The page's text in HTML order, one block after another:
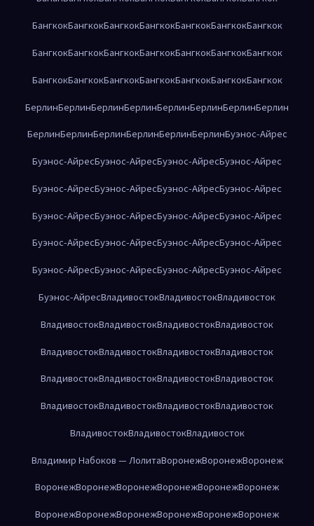
БангкокБангкокБангкокБангкокБангкокБангкокБангкок
БангкокБангкокБангкокБангкокБангкокБангкокБангкок
БангкокБангкокБангкокБангкокБангкокБангкокБангкок
БерлинБерлинБерлинБерлинБерлинБерлинБерлинБерлин
БерлинБерлинБерлинБерлинБерлинБерлинБуэнос-Айрес
Буэнос-АйресБуэнос-АйресБуэнос-АйресБуэнос-Айрес
Буэнос-АйресБуэнос-АйресБуэнос-АйресБуэнос-Айрес
Буэнос-АйресБуэнос-АйресБуэнос-АйресБуэнос-Айрес
Буэнос-АйресБуэнос-АйресБуэнос-АйресБуэнос-Айрес
Буэнос-АйресБуэнос-АйресБуэнос-АйресБуэнос-Айрес
Буэнос-АйресВладивостокВладивостокВладивосток
ВладивостокВладивостокВладивостокВладивосток
ВладивостокВладивостокВладивостокВладивосток
ВладивостокВладивостокВладивостокВладивосток
ВладивостокВладивостокВладивостокВладивосток
ВладивостокВладивостокВладивосток
Владимир Набоков — ЛолитаВоронежВоронежВоронеж
ВоронежВоронежВоронежВоронежВоронежВоронеж
ВоронежВоронежВоронежВоронежВоронежВоронеж